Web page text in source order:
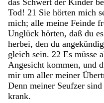
Tod! 21 Sie hörten mich
mich; alle meine Feinde
Unglück hörten, daß du es
herbei, den du
gleich sein. 22 Es müsse
Angesicht kommen, und
mir um aller meiner
Denn meiner Seufzer sind
krank.